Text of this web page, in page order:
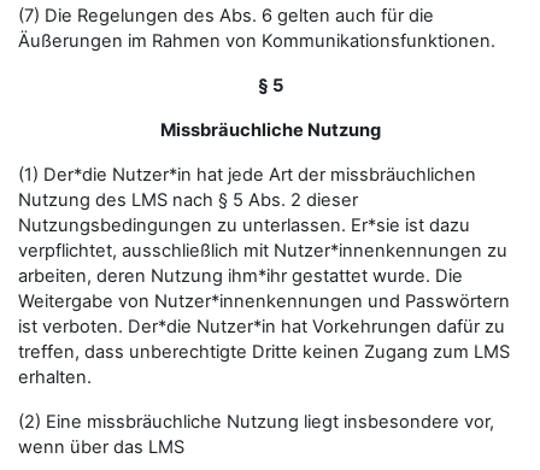
(7) Die Regelungen des Abs. 6 gelten auch für die
Äußerungen im Rahmen von Kommunikationsfunktionen.
§ 5
Missbräuchliche Nutzung
(1) Der*die Nutzer*in hat jede Art der missbräuchlichen
Nutzung des LMS nach § 5 Abs. 2 dieser
Nutzungsbedingungen zu unterlassen. Er*sie ist dazu
verpflichtet, ausschließlich mit Nutzer*innenkennungen zu
arbeiten, deren Nutzung ihm*ihr gestattet wurde. Die
Weitergabe von Nutzer*innenkennungen und Passwörtern
ist verboten. Der*die Nutzer*in hat Vorkehrungen dafür zu
treffen, dass unberechtigte Dritte keinen Zugang zum LMS
erhalten.
(2) Eine missbräuchliche Nutzung liegt insbesondere vor,
wenn über das LMS